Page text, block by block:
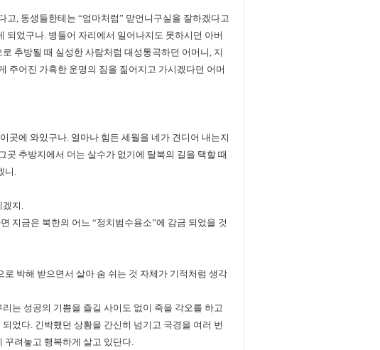
고, 동생들한테는 “엄마처럼” 맏언니구실을 잘하겠다고
되었구나. 병들어 자리에서 일어나지도 못하시던 아버
추방될 때 실성한 사람처럼 대성통곡하던 어머니, 지
주어진 가혹한 운명의 짐을 짊어지고 가시겠다던 어머
곳에 와있구나. 얼마나 힘든 세월을 네가 견디어 내는지
곳 추방지에서 더는 살수가 없기에 탈북의 길을 택할 때
니.
겠지.
지금은 북한의 어느 “정치범수용소”에 감금 되었을 것
박해 받으면서 살아 숨 쉬는 것 자체가 기적처럼 생각
는 성공의 기쁨을 즐길 사이도 없이 죽을 각오를 하고
었다. 긴박했던 상황을 간신히 넘기고 국경을 여러 번
꾸려놓고 행복하게 살고 있단다.